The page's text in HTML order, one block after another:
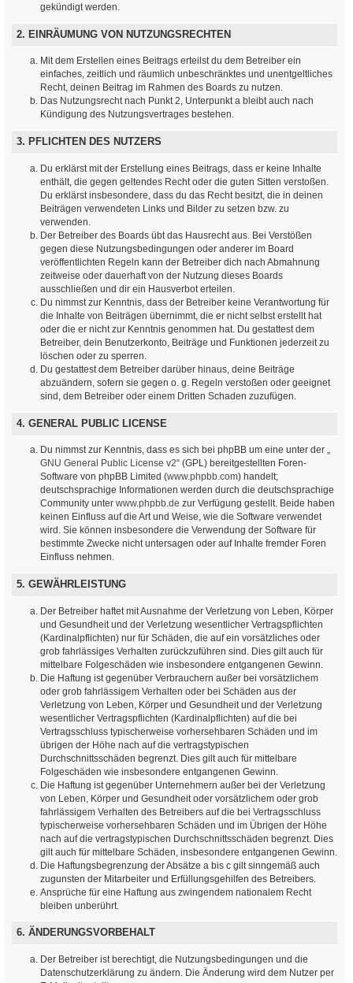
gekündigt werden.
2. EINRÄUMUNG VON NUTZUNGSRECHTEN
Mit dem Erstellen eines Beitrags erteilst du dem Betreiber ein
einfaches, zeitlich und räumlich unbeschränktes und unentgeltliches
Recht, deinen Beitrag im Rahmen des Boards zu nutzen.
Das Nutzungsrecht nach Punkt 2, Unterpunkt a bleibt auch nach
Kündigung des Nutzungsvertrages bestehen.
3. PFLICHTEN DES NUTZERS
Du erklärst mit der Erstellung eines Beitrags, dass er keine Inhalte
enthält, die gegen geltendes Recht oder die guten Sitten verstoßen.
Du erklärst insbesondere, dass du das Recht besitzt, die in deinen
Beiträgen verwendeten Links und Bilder zu setzen bzw. zu
verwenden.
Der Betreiber des Boards übt das Hausrecht aus. Bei Verstößen
gegen diese Nutzungsbedingungen oder anderer im Board
veröffentlichten Regeln kann der Betreiber dich nach Abmahnung
zeitweise oder dauerhaft von der Nutzung dieses Boards
ausschließen und dir ein Hausverbot erteilen.
Du nimmst zur Kenntnis, dass der Betreiber keine Verantwortung für
die Inhalte von Beiträgen übernimmt, die er nicht selbst erstellt hat
oder die er nicht zur Kenntnis genommen hat. Du gestattest dem
Betreiber, dein Benutzerkonto, Beiträge und Funktionen jederzeit zu
löschen oder zu sperren.
Du gestattest dem Betreiber darüber hinaus, deine Beiträge
abzuändern, sofern sie gegen o. g. Regeln verstoßen oder geeignet
sind, dem Betreiber oder einem Dritten Schaden zuzufügen.
4. GENERAL PUBLIC LICENSE
Du nimmst zur Kenntnis, dass es sich bei phpBB um eine unter der „
GNU General Public License v2“ (GPL) bereitgestellten Foren-
Software von phpBB Limited (www.phpbb.com) handelt;
deutschsprachige Informationen werden durch die deutschsprachige
Community unter www.phpbb.de zur Verfügung gestellt. Beide haben
keinen Einfluss auf die Art und Weise, wie die Software verwendet
wird. Sie können insbesondere die Verwendung der Software für
bestimmte Zwecke nicht untersagen oder auf Inhalte fremder Foren
Einfluss nehmen.
5. GEWÄHRLEISTUNG
Der Betreiber haftet mit Ausnahme der Verletzung von Leben, Körper
und Gesundheit und der Verletzung wesentlicher Vertragspflichten
(Kardinalpflichten) nur für Schäden, die auf ein vorsätzliches oder
grob fahrlässiges Verhalten zurückzuführen sind. Dies gilt auch für
mittelbare Folgeschäden wie insbesondere entgangenen Gewinn.
Die Haftung ist gegenüber Verbrauchern außer bei vorsätzlichem
oder grob fahrlässigem Verhalten oder bei Schäden aus der
Verletzung von Leben, Körper und Gesundheit und der Verletzung
wesentlicher Vertragspflichten (Kardinalpflichten) auf die bei
Vertragsschluss typischerweise vorhersehbaren Schäden und im
übrigen der Höhe nach auf die vertragstypischen
Durchschnittsschäden begrenzt. Dies gilt auch für mittelbare
Folgeschäden wie insbesondere entgangenen Gewinn.
Die Haftung ist gegenüber Unternehmern außer bei der Verletzung
von Leben, Körper und Gesundheit oder vorsätzlichem oder grob
fahrlässigem Verhalten des Betreibers auf die bei Vertragsschluss
typischerweise vorhersehbaren Schäden und im Übrigen der Höhe
nach auf die vertragstypischen Durchschnittsschäden begrenzt. Dies
gilt auch für mittelbare Schäden, insbesondere entgangenen Gewinn.
Die Haftungsbegrenzung der Absätze a bis c gilt sinngemäß auch
zugunsten der Mitarbeiter und Erfüllungsgehilfen des Betreibers.
Ansprüche für eine Haftung aus zwingendem nationalem Recht
bleiben unberührt.
6. ÄNDERUNGSVORBEHALT
Der Betreiber ist berechtigt, die Nutzungsbedingungen und die
Datenschutzerklärung zu ändern. Die Änderung wird dem Nutzer per